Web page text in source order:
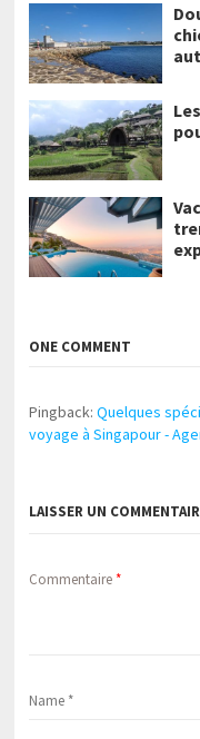
ONE COMMENT
Pingback:Quelques
voyage à Singapour -
LAISSER UN
Commentaire*